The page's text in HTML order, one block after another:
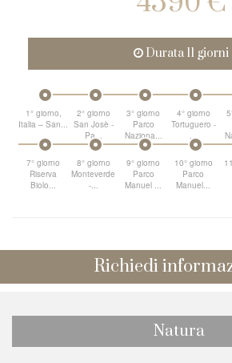
Durata 11 giorni
1° giorno,
Italia – San...
2° giorno
San Josè -
Pa...
3° giorno
Parco
Naziona...
4° giorno
Tortuguero -
...
7° giorno
Riserva
Biolo...
8° giorno
Monteverde
-...
9° giorno
Parco
Manuel ...
10° giorno
Parco
Manuel...
Richiedi
Natura